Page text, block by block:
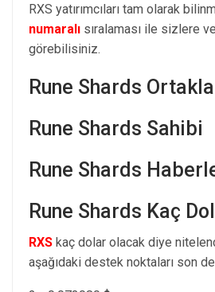
RXS yatırımcıları tam olarak
numaralı sıralaması ile sizlere
görebilisiniz.
Rune Shards
Rune Shards Sahibi
Rune Shards
Rune Shards Kaç
RXS kaç dolar olacak diye
aşağıdaki destek noktaları son